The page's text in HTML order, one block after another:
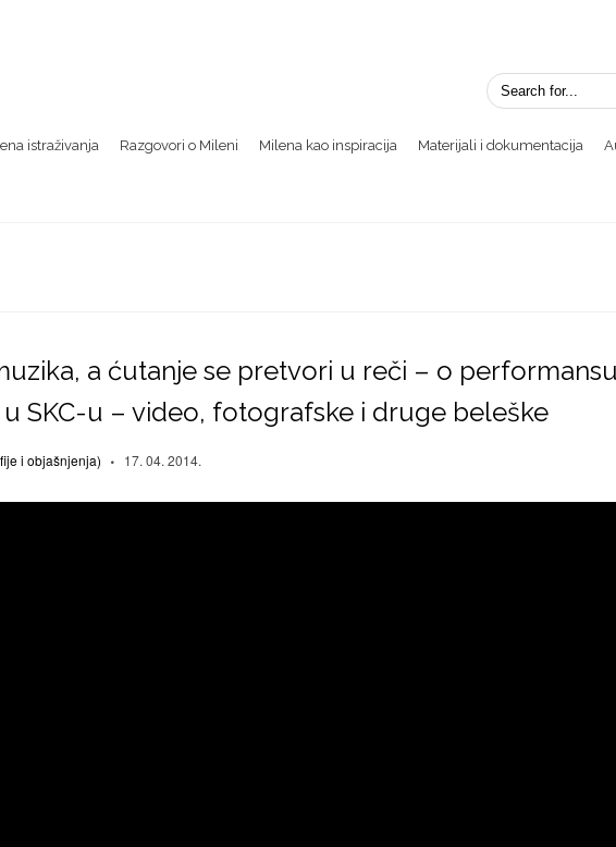
istraživanja Razgovori o Mileni Milena kao inspiracija Materijali i dokumentacija
a ćutanje se pretvori u reči – o performansu
SKC-u – video, fotografske i druge beleške
i objašnjenja) 17. 04. 2014.